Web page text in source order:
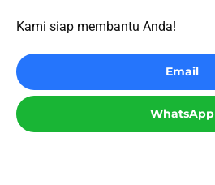
Kami siap membantu Anda!
Email
WhatsApp